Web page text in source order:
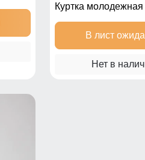
Куртка
В лист
Нет в